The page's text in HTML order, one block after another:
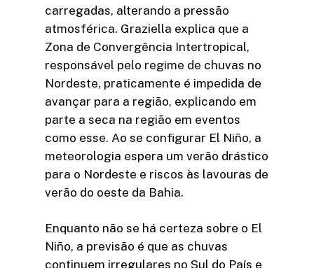
carregadas, alterando a pressão
atmosférica. Graziella explica que a
Zona de Convergência Intertropical,
responsável pelo regime de chuvas no
Nordeste, praticamente é impedida de
avançar para a região, explicando em
parte a seca na região em eventos
como esse. Ao se configurar El Niño, a
meteorologia espera um verão drástico
para o Nordeste e riscos às lavouras de
verão do oeste da Bahia.
Enquanto não se há certeza sobre o El
Niño, a previsão é que as chuvas
continuem irregulares no Sul do País e